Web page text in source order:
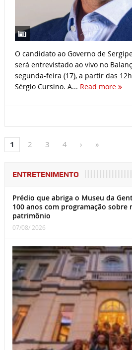
O candidato ao Governo de
será entrevistado ao vivo no
segunda-feira (17), a partir das
Sérgio Cursino. A... Read more
1 2 3 4 › »
ENTRETENIMENTO
Prédio que abriga o Museu da
100 anos com programação sobre
patrimônio
07/08/ 2026